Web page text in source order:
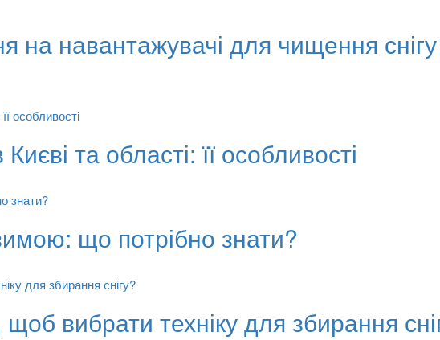
на навантажувачі для чищення снігу
та області: її особливості
що потрібно знати?
вибрати техніку для збирання